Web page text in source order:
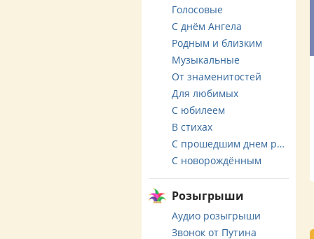
Голосовые
С днём Ангела
Родным и близким
Музыкальные
От знаменитостей
Для любимых
С юбилеем
В стихах
С прошедшим днем рождения
С новорождённым
Розыгрыши
Аудио розыгрыши
Звонок от Путина